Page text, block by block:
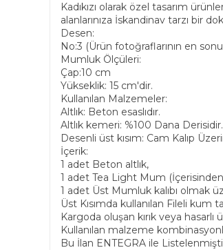
Kadıkızı olarak özel tasarım
alanlarınıza İskandinav tarzı bir
Desen:
No:3 (Ürün fotoğraflarının en
Mumluk Ölçüleri:
Çap:10 cm
Yükseklik: 15 cm'dir.
Kullanılan Malzemeler:
Altlık: Beton esaslıdır.
Altlık kemeri: %100 Dana Derisidir.
Desenli üst kısım: Cam Kalıp
İçerik:
1 adet Beton altlık,
1 adet Tea Light Mum (İçerisinden
1 adet Üst Mumluk kalıbı olmak
Üst Kısımda kullanılan Fileli
Kargoda oluşan kırık veya
Kullanılan malzeme
Bu İlan ENTEGRA ile